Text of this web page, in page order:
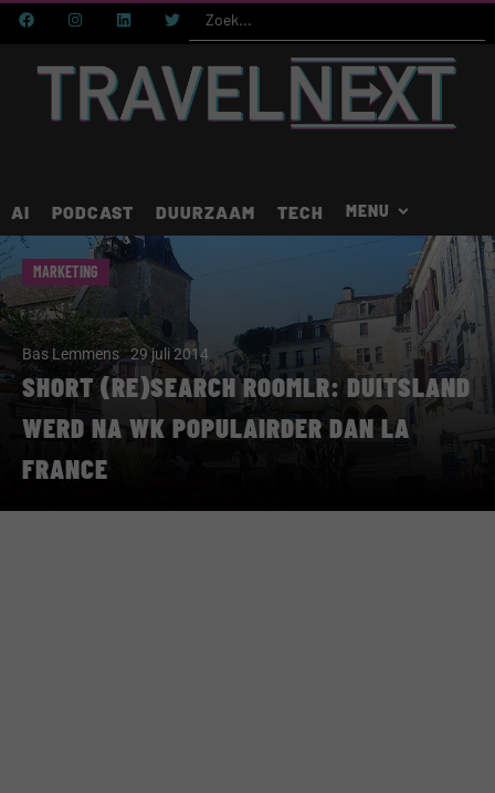
AI PODCAST DUURZAAM TECH
MARKETING
Bas Lemmens 29 juli 2014
SHORT (RE)SEARCH ROOMLR: DUITSLAND
WERD NA WK POPULAIRDER DAN LA
FRANCE